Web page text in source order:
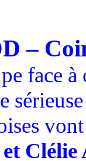
–
face à